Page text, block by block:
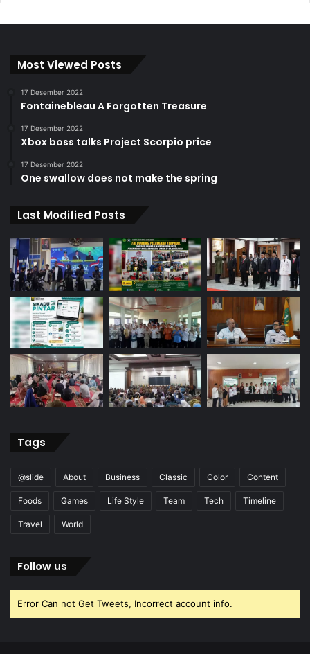
Most Viewed Posts
17 Desember 2022
Fontainebleau A Forgotten Treasure
17 Desember 2022
Xbox boss talks Project Scorpio price
17 Desember 2022
One swallow does not make the spring
Last Modified Posts
Tags
@slide About Business Classic Color Content
Foods Games Life Style Team Tech Timeline
Travel World
Follow us
Error Can not Get Tweets, Incorrect account info.